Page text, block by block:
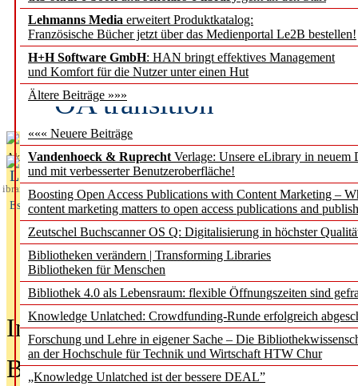
Lehmanns Media erweitert Produktkatalog:
Französische Bücher jetzt über das Medienportal Le2B bestellen!
H+H Software GmbH: HAN bringt effektives Management
und Komfort für die Nutzer unter einen Hut
Ältere Beiträge »»»
««« Neuere Beiträge
Vandenhoeck & Ruprecht Verlage: Unsere eLibrary in neuem
und mit verbesserter Benutzeroberfläche!
Boosting Open Access Publications with Content Marketing –
content marketing matters to open access publications and
Zeutschel Buchscanner OS Q: Digitalisierung in höchster
Bibliotheken verändern | Transforming Libraries
Bibliotheken für Menschen
Bibliothek 4.0 als Lebensraum: flexible Öffnungszeiten sind
Knowledge Unlatched: Crowdfunding-Runde erfolgreich
Forschung und Lehre in eigener Sache – Die
an der Hochschule für Technik und Wirtschaft HTW Chur
„Knowledge Unlatched ist der bessere DEAL”
Fifth Open Access
transformative
OA transition
Aktuelles aus
L
ibrary
Essentials
In der Ausgabe05/2026(Juni/Juli
Bürgerforum fordert mehr